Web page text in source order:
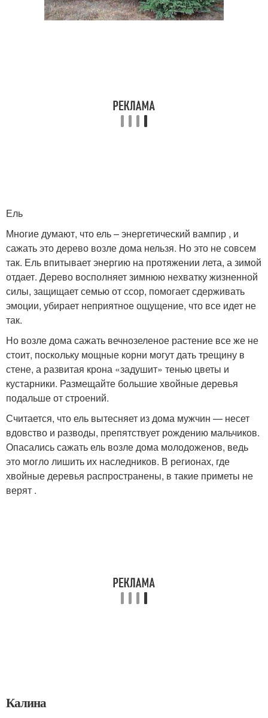
Ель
Многие думают, что ель – энергетический вампир , и
сажать это дерево возле дома нельзя. Но это не совсем
так. Ель впитывает энергию на протяжении лета, а зимой
отдает. Дерево восполняет зимнюю нехватку жизненной
силы, защищает семью от ссор, помогает сдерживать
эмоции, убирает неприятное ощущение, что все идет не
так.
Но возле дома сажать вечнозеленое растение все же не
стоит, поскольку мощные корни могут дать трещину в
стене, а развитая крона «задушит» тенью цветы и
кустарники. Размещайте большие хвойные деревья
подальше от строений.
Считается, что ель вытесняет из дома мужчин — несет
вдовство и разводы, препятствует рождению мальчиков.
Опасались сажать ель возле дома молодоженов, ведь
это могло лишить их наследников. В регионах, где
хвойные деревья распространены, в такие приметы не
верят .
Калина